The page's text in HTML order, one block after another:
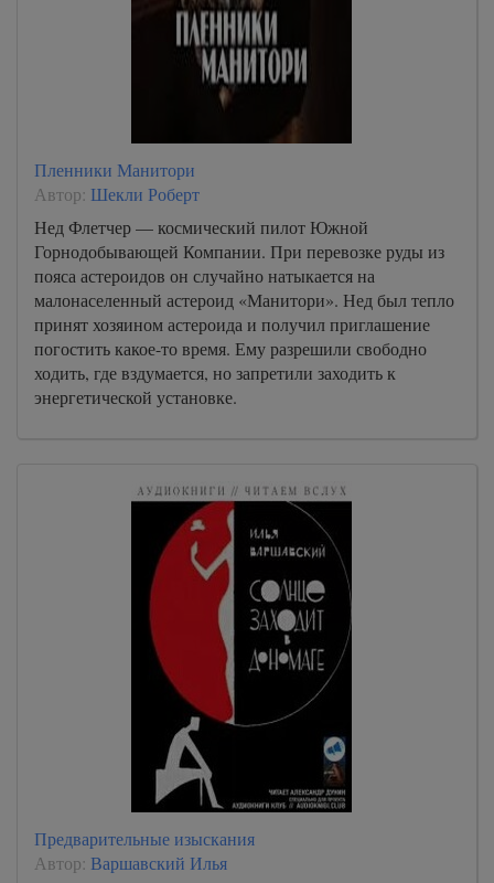
Пленники Манитори
Автор: Шекли Роберт
Нед Флетчер — космический пилот Южной
Горнодобывающей Компании. При перевозке руды из
пояса астероидов он случайно натыкается на
малонаселенный астероид «Манитори». Нед был тепло
принят хозяином астероида и получил приглашение
погостить какое-то время. Ему разрешили свободно
ходить, где вздумается, но запретили заходить к
энергетической установке.
Предварительные изыскания
Автор: Варшавский Илья